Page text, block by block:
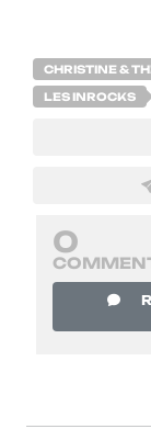
CHRISTINE &
LES INROCKS
0